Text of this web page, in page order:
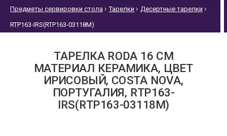
Предметы сервировки стола Тарелки Десертные тарелки
RTP163-IRS(RTP163-03118M)
ТАРЕЛКА RODA 16 СМ
МАТЕРИАЛ КЕРАМИКА, ЦВЕТ
ИРИСОВЫЙ, COSTA NOVA,
ПОРТУГАЛИЯ, RTP163-
IRS(RTP163-03118M)